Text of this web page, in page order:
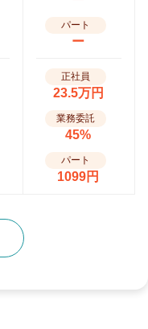
パート
ー
正社員
23.5万円
業務委託
45%
パート
1099円